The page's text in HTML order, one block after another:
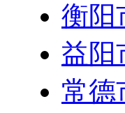
衡阳
益阳
常德